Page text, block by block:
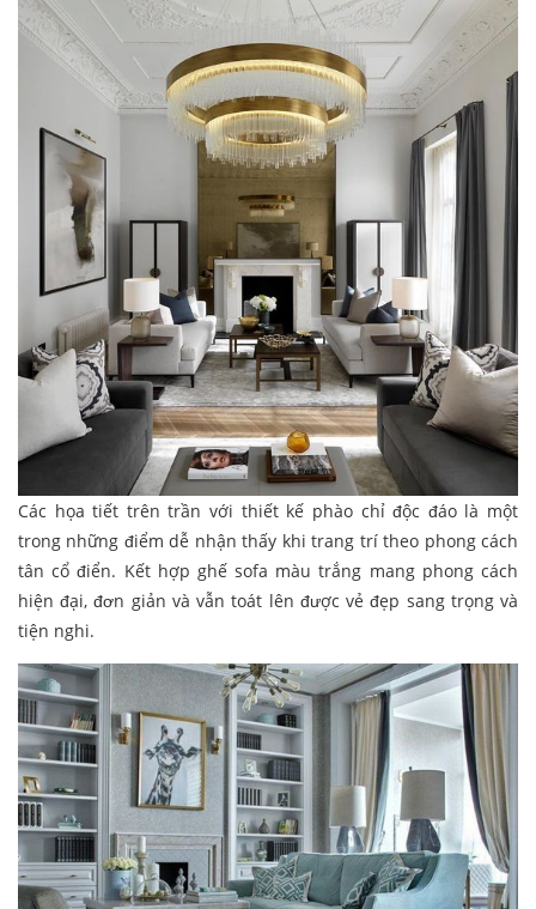
Các họa tiết trên trần với thiết kế phào chỉ độc đáo là một
trong những điểm dễ nhận thấy khi trang trí theo phong cách
tân cổ điển. Kết hợp ghế sofa màu trắng mang phong cách
hiện đại, đơn giản và vẫn toát lên được vẻ đẹp sang trọng và
tiện nghi.